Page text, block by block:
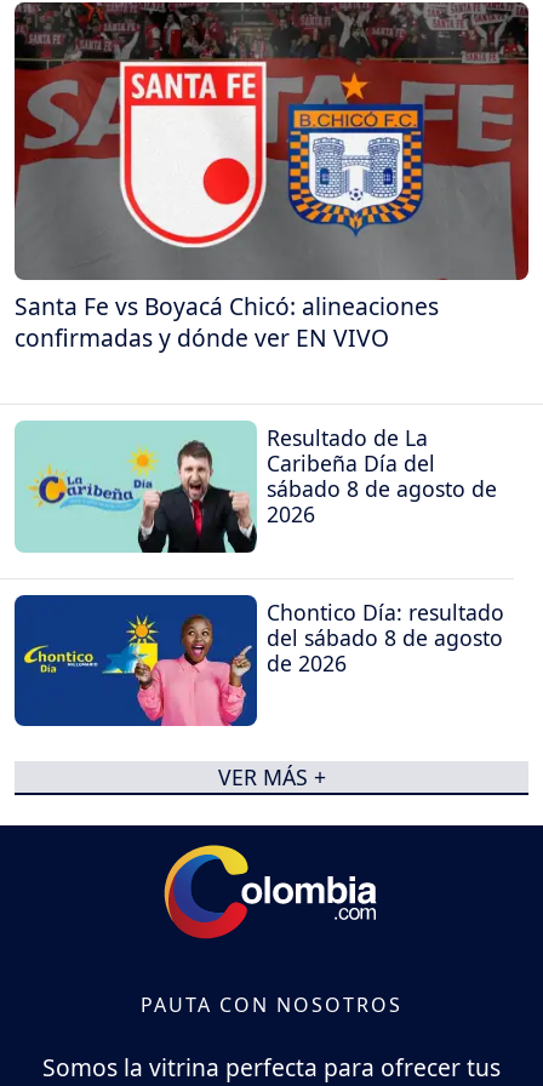
Santa Fe vs Boyacá Chicó: alineaciones
confirmadas y dónde ver EN VIVO
Resultado de La
Caribeña Día del
sábado 8 de agosto de
2026
Chontico Día: resultado
del sábado 8 de agosto
de 2026
VER MÁS +
PAUTA CON NOSOTROS
Somos la vitrina perfecta para ofrecer tus